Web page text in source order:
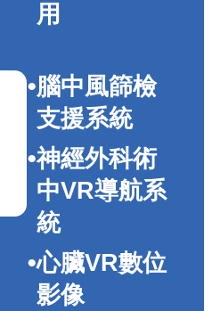
用
腦中風篩檢
支援系統
神經外科術
中VR導航系
統
心臟VR數位
影像